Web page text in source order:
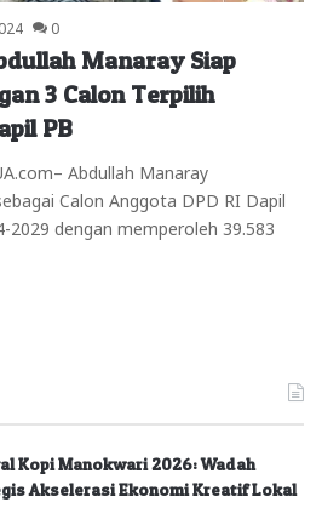
0
Manaray Siap
3 Calon Terpilih
PB
Abdullah Manaray
Calon Anggota DPD RI Dapil
2029 dengan memperoleh 39.583
Kopi Manokwari 2026: Wadah
Akselerasi Ekonomi Kreatif Lokal